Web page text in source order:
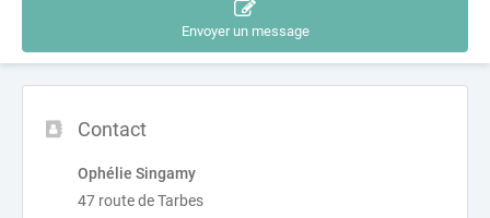
Envoyer un message
Contact
Ophélie Singamy
47 route de Tarbes